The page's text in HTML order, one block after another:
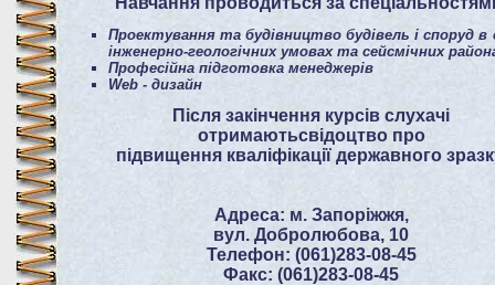
Проектування та будівництво будівель і споруд в
інженерно-геологічних умовах та сейсмічних
Професійна підготовка менеджерів
Web - дизайн
Після закінчення курсів слухачі
отримаютьсвідоцтво про
підвищення кваліфікації державного
Адреса: м. Запоріжжя,
вул. Добролюбова, 10
Телефон: (061)283-08-45
Факс: (061)283-08-45